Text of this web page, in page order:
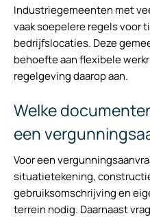
Industriegemeenten met
vaak soepelere regels voor
bedrijfslocaties. Deze
behoefte aan flexibele
regelgeving daarop aan.
Welke
een
Voor een
situatietekening,
gebruiksomschrijving en
terrein nodig. Daarnaast